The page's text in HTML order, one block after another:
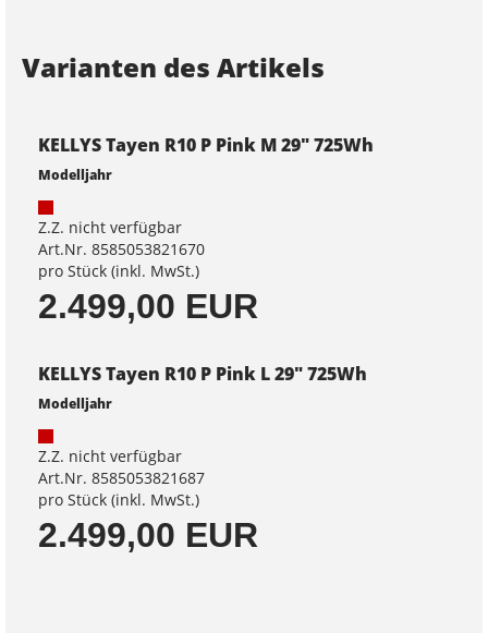
Varianten des Artikels
KELLYS Tayen R10 P Pink M 29" 725Wh
Modelljahr
Z.Z. nicht verfügbar
Art.Nr. 8585053821670
pro Stück (inkl. MwSt.)
2.499,00 EUR
KELLYS Tayen R10 P Pink L 29" 725Wh
Modelljahr
Z.Z. nicht verfügbar
Art.Nr. 8585053821687
pro Stück (inkl. MwSt.)
2.499,00 EUR